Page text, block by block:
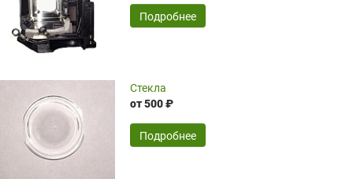
временные затраты по достаточно
оптимизированной стоимости, чему
чрезмерно благодарны!)))
SERGEY FOURSOV,24.04.2026
широкий ассортимент ламп, как оригиналов,
так и аналогов.Быстрое оформление и
передача в доставку, приемлемые цены. Мне
понравилось.
Читать полностью
Подробнее
Стекла
от 500 ₽
Подробнее